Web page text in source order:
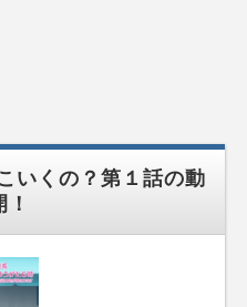
いくの？第１話の動